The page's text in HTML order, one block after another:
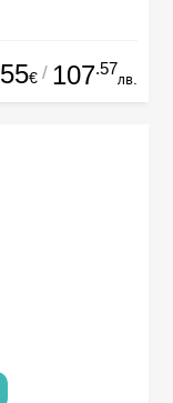
55€ / 107.57
лв.